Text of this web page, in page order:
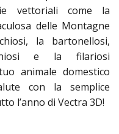
vettoriali come la
delle Montagne
la bartonellosi,
e la filariosi
animale domestico
con la semplice
l’anno di Vectra 3D!